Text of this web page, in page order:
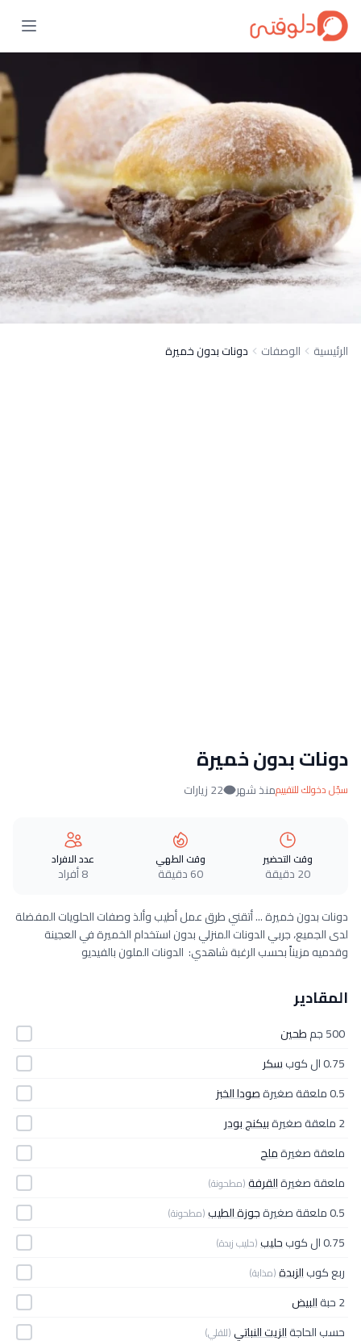
الرئيسية الوصفات دونات بدون خميرة
دونات بدون خميرة
سجّل دخولك للتقييممنذ شهر 22 زيارات
وقت التحضير
20 دقيقة
وقت الطهي
60 دقيقة
عدد الافراد
8 أفراد
دونات بدون خميرة ... أتقني طرق عمل أطيب وألذ وصفات الحلويات المفضلة
لدى الجميع، جربي الدونات المنزلي بدون استخدام الخميرة في العجينة
وقدميه مزيناً بحسب الرغبة شاهدي: الدونات الملون بالفيديو
المقادير
500 جم
طحين
0.75 ال كوب
سكر
0.5 ملعقة صغيرة
صودا الخبز
2 ملعقة صغيرة
بيكنج بودر
ملعقة صغيرةملح
ملعقة صغيرةالقرفة(مطحونة)
0.5 ملعقة صغيرة جوزة الطيب(مطحونة)
0.75 ال كوب حليب(حليب زبدة)
ربع كوبالزبدة(مذابة)
2 حبة
البيض
حسب الحاجةالزيت النباتي (للقلي)